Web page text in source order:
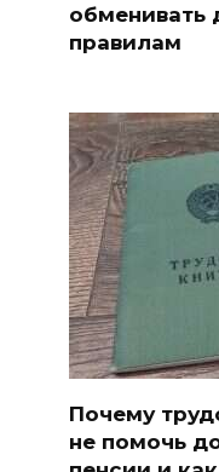
обменивать
правилам
Почему
не помочь